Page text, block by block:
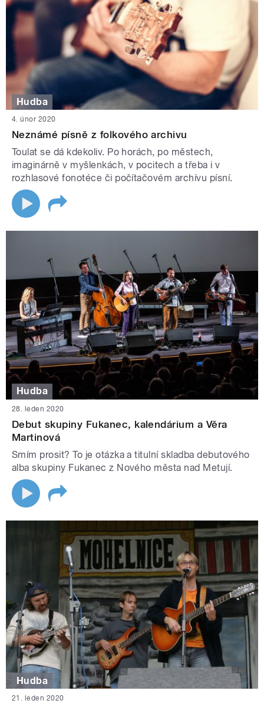
Hudba
4. únor 2020
Neznámé písně z folkového archivu
Toulat se dá kdekoliv. Po horách, po městech,
imaginárně v myšlenkách, v pocitech a třeba i v
rozhlasové fonotéce či počítačovém archívu písní.
Hudba
28. leden 2020
Debut skupiny Fukanec, kalendárium a Věra
Martinová
Smím prosit? To je otázka a titulní skladba debutového
alba skupiny Fukanec z Nového města nad Metují.
Hudba
21. leden 2020